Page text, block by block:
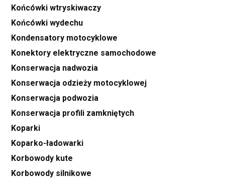
Końcówki wtryskiwaczy
Końcówki wydechu
Kondensatory motocyklowe
Konektory elektryczne samochodowe
Konserwacja nadwozia
Konserwacja odzieży motocyklowej
Konserwacja podwozia
Konserwacja profili zamkniętych
Koparki
Koparko-ładowarki
Korbowody kute
Korbowody silnikowe